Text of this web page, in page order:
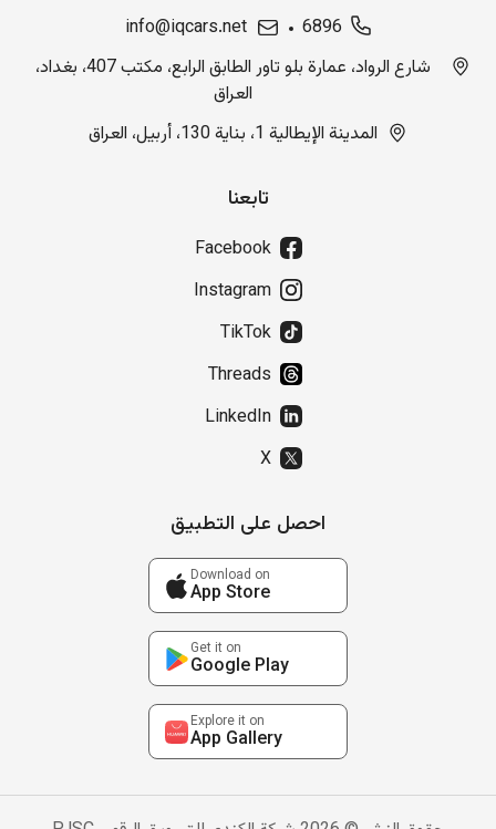
6896
info@iqcars.net
شارع الرواد، عمارة بلو تاور الطابق الرابع، مكتب 407، بغداد،
العراق
المدينة الإيطالية 1، بناية 130، أربيل، العراق
تابعنا
Facebook
Instagram
TikTok
Threads
LinkedIn
X
احصل على التطبيق
Download on
App Store
Get it on
Google Play
Explore it on
App Gallery